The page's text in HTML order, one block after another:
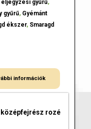
eljegyzési gyűrű,
gyűrű, Gyémánt
ékszer, Smaragd
információk
rozé